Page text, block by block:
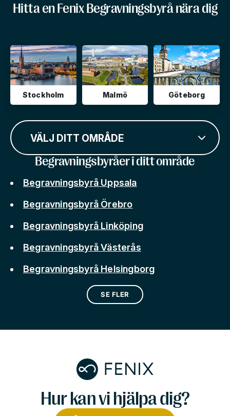
Hitta en Fenix Begravningsbyrå nära dig
Stockholm Malmö Göteborg
VÄLJ DITT OMRÅDE
Begravningsbyråer i ditt område
Begravningsbyrå Uppsala
Begravningsbyrå Örebro
Begravningsbyrå Linköping
Begravningsbyrå Västerås
Begravningsbyrå Helsingborg
SE FLER
Hur kan vi hjälpa dig?